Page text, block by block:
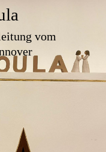
vom